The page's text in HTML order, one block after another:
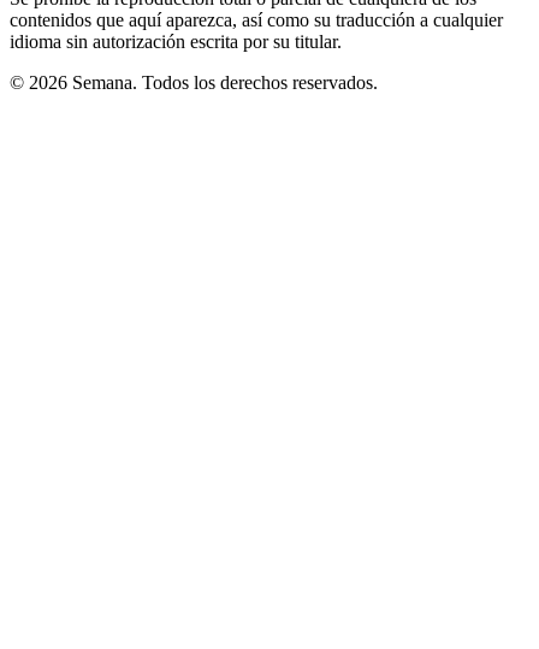
contenidos que aquí aparezca, así como su traducción a cualquier
idioma sin autorización escrita por su titular.
© 2026 Semana. Todos los derechos reservados.